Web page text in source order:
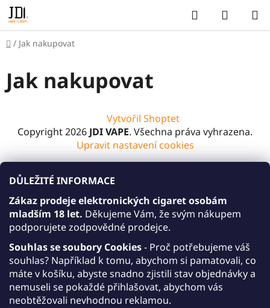
DŮLEŽITÉ INFORMACE
Zákaz prodeje elektronických cigaret osobám
mladším 18 let. Děkujeme Vám, že svým nákupem
podporujete zodpovědné prodejce.
Souhlas se soubory Cookies- Proč potřebujeme váš
souhlas? Například k tomu, abychom si pamatovali, co
máte v košíku, abyste snadno zjistili stav objednávky a
nemuseli se pokaždé přihlašovat, abychom vás
neobtěžovali nevhodnou reklamou.
Přejít
na
obsah
Hledat
KOŠÍK
Domů
/ Jak nakupovat
Jak nakupovat
a
Vytvořil Shoptet
Copyright 2026 JDI VAPE. Všechna práva vyhrazena.
Upravit nastavení cookies